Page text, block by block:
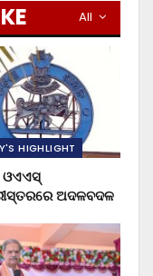
All
HIGHLIGHT
ଅଦଳବଦଳ